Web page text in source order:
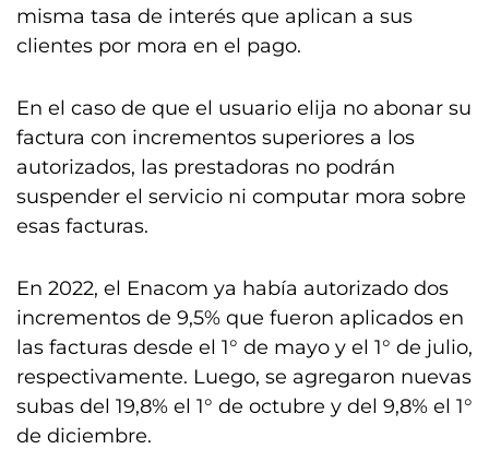
misma tasa de interés que aplican a sus
clientes por mora en el pago.
En el caso de que el usuario elija no abonar su
factura con incrementos superiores a los
autorizados, las prestadoras no podrán
suspender el servicio ni computar mora sobre
esas facturas.
En 2022, el Enacom ya había autorizado dos
incrementos de 9,5% que fueron aplicados en
las facturas desde el 1° de mayo y el 1° de julio,
respectivamente. Luego, se agregaron nuevas
subas del 19,8% el 1° de octubre y del 9,8% el 1°
de diciembre.